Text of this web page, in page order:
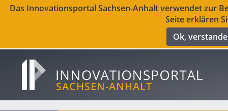
Das Innovationsportal Sachsen-Anhalt verwendet zur
Seite erklären
Ok,